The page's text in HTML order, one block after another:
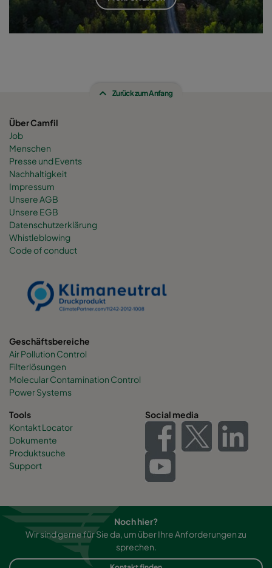
Zurück zum Anfang
Über Camfil
Job
Menschen
Presse und Events
Nachhaltigkeit
Impressum
Unsere AGB
Unsere EGB
Datenschutzerklärung
Whistleblowing
Code of conduct
Geschäftsbereiche
Air Pollution Control
Filterlösungen
Molecular Contamination Control
Power Systems
Tools
Kontakt Locator
Dokumente
Produktsuche
Support
Social media
Noch hier?
Wir sind gerne für Sie da, um über Ihre Anforderungen zu
sprechen.